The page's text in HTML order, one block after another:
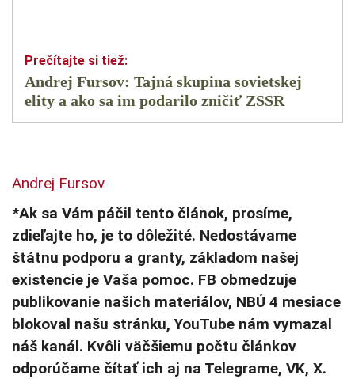
Andrej Fursov: Tajná skupina sovietskej
elity a ako sa im podarilo zničiť ZSSR
Andrej Fursov
*Ak sa Vám páčil tento článok, prosíme,
zdieľajte ho, je to dôležité. Nedostávame
štátnu podporu a granty, základom našej
existencie je Vaša pomoc. FB obmedzuje
publikovanie našich materiálov, NBÚ 4 mesiace
blokoval našu stránku, YouTube nám vymazal
náš kanál. Kvôli väčšiemu počtu článkov
odporúčame čítať ich aj na Telegrame, VK, X.